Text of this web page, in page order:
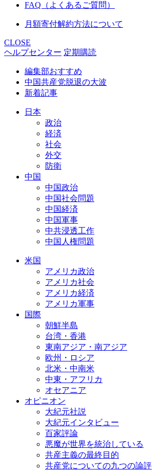
FAQ（よくあるご質問）
月額寄付解約方法について
CLOSE
ヘルプセンター 定期購読
編集部おすすめ
中国共産党脱退の大波
新着記事
日本
政治
経済
社会
外交
防衛
中国
中国政治
中国社会問題
中国経済
中国軍事
中共浸透工作
中国人権問題
米国
アメリカ政治
アメリカ社会
アメリカ経済
アメリカ軍事
国際
朝鮮半島
台湾・香港
東南アジア・南アジア
欧州・ロシア
北米・中南米
中東・アフリカ
オセアニア
オピニオン
大紀元社説
大紀元インタビュー
百家評論
悪魔が世界を統治している
共産主義の最終目的
共産党についての九つの論評